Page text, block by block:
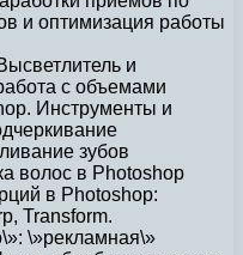
и оптимизация работы
и
с объемами
Инструменты и
зубов
волос в Photoshop
в Photoshop:
Transform.
\»рекламная\»